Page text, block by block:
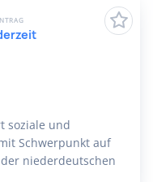
soziale und
Schwerpunkt auf
niederdeutschen